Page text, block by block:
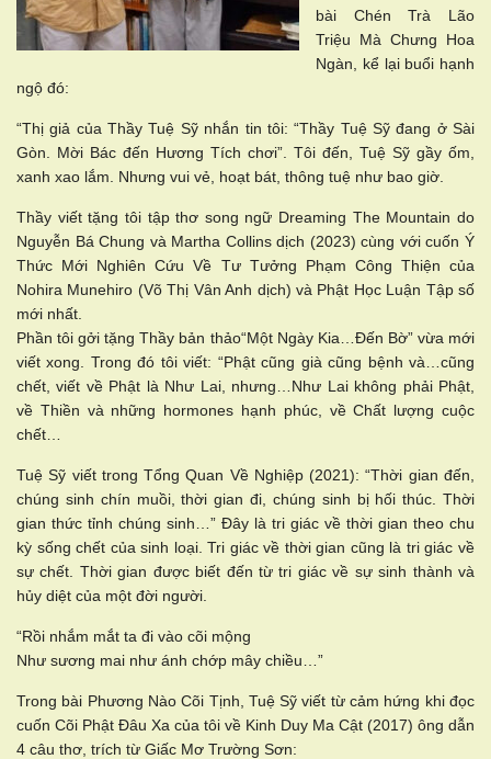
bài Chén Trà Lão
Triệu Mà Chưng Hoa
Ngàn, kể lại buổi hạnh
ngộ đó:
“Thị giả của Thầy Tuệ Sỹ nhắn tin tôi: “Thầy Tuệ Sỹ đang ở Sài
Gòn. Mời Bác đến Hương Tích chơi”. Tôi đến, Tuệ Sỹ gầy ốm,
xanh xao lắm. Nhưng vui vẻ, hoạt bát, thông tuệ như bao giờ.
Thầy viết tặng tôi tập thơ song ngữ Dreaming The Mountain do
Nguyễn Bá Chung và Martha Collins dịch (2023) cùng với cuốn Ý
Thức Mới Nghiên Cứu Về Tư Tưởng Phạm Công Thiện của
Nohira Munehiro (Võ Thị Vân Anh dịch) và Phật Học Luận Tập số
mới nhất.
Phần tôi gởi tặng Thầy bản thảo“Một Ngày Kia…Đến Bờ” vừa mới
viết xong. Trong đó tôi viết: “Phật cũng già cũng bệnh và…cũng
chết, viết về Phật là Như Lai, nhưng…Như Lai không phải Phật,
về Thiền và những hormones hạnh phúc, về Chất lượng cuộc
chết…
Tuệ Sỹ viết trong Tổng Quan Về Nghiệp (2021): “Thời gian đến,
chúng sinh chín muồi, thời gian đi, chúng sinh bị hối thúc. Thời
gian thức tỉnh chúng sinh…” Đây là tri giác về thời gian theo chu
kỳ sống chết của sinh loại. Tri giác về thời gian cũng là tri giác về
sự chết. Thời gian được biết đến từ tri giác về sự sinh thành và
hủy diệt của một đời người.
“Rồi nhắm mắt ta đi vào cõi mộng
Như sương mai như ánh chớp mây chiều…”
Trong bài Phương Nào Cõi Tịnh, Tuệ Sỹ viết từ cảm hứng khi đọc
cuốn Cõi Phật Đâu Xa của tôi về Kinh Duy Ma Cật (2017) ông dẫn
4 câu thơ, trích từ Giấc Mơ Trường Sơn: